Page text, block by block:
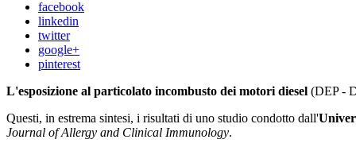
facebook
linkedin
twitter
google+
pinterest
L'esposizione al particolato incombusto dei motori diesel (DEP -
Questi, in estrema sintesi, i risultati di uno studio condotto dall'
Journal of Allergy and Clinical Immunology.